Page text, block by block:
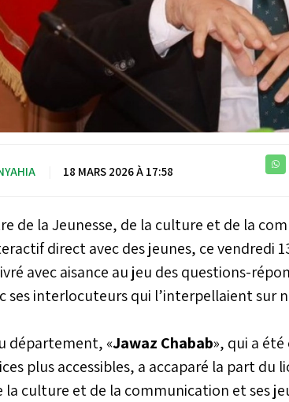
18 MARS 2026 À 17:58
de la Jeunesse, de la culture et de la
direct avec des jeunes, ce vendredi
avec aisance au jeu des questions-
ses interlocuteurs qui l’interpellaient sur
département, «Jawaz Chabab», qui a
plus accessibles, a accaparé la part du
la culture et de la communication et ses